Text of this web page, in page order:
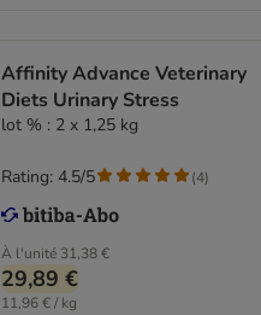
Affinity Advance Veterinary
Diets Urinary Stress
lot % : 2 x 1,25 kg
À l'unité 31,38 €
29,89 €
11,96 € / kg
Rating: 4.5/5 (4)